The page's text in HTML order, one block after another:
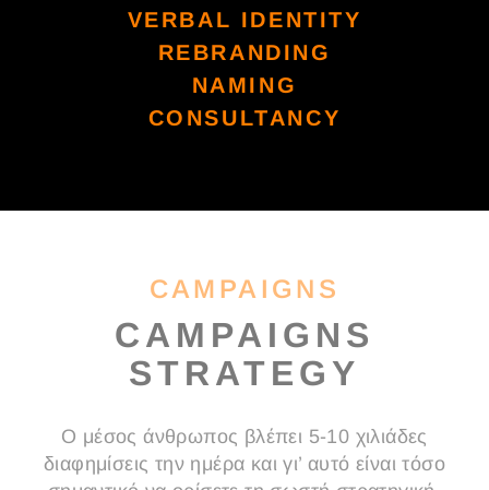
VERBAL IDENTITY
REBRANDING
NAMING
CONSULTANCY
CAMPAIGNS
CAMPAIGNS
STRATEGY
Ο μέσος άνθρωπος βλέπει 5-10 χιλιάδες
διαφημίσεις την ημέρα και γι’ αυτό είναι τόσο